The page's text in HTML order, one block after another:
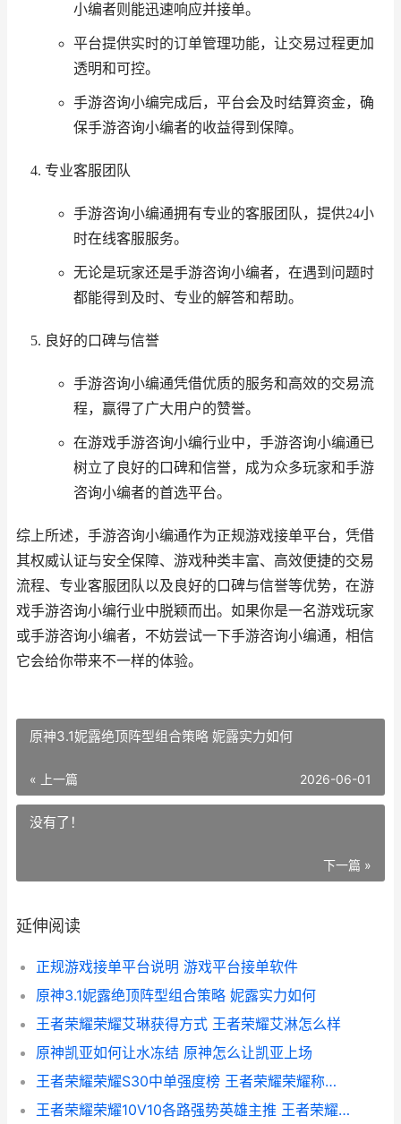
小编者则能迅速响应并接单。
平台提供实时的订单管理功能，让交易过程更加
透明和可控。
手游咨询小编完成后，平台会及时结算资金，确
保手游咨询小编者的收益得到保障。
专业客服团队
手游咨询小编通拥有专业的客服团队，提供24小
时在线客服服务。
无论是玩家还是手游咨询小编者，在遇到问题时
都能得到及时、专业的解答和帮助。
良好的口碑与信誉
手游咨询小编通凭借优质的服务和高效的交易流
程，赢得了广大用户的赞誉。
在游戏手游咨询小编行业中，手游咨询小编通已
树立了良好的口碑和信誉，成为众多玩家和手游
咨询小编者的首选平台。
综上所述，手游咨询小编通作为正规游戏接单平台，凭借
其权威认证与安全保障、游戏种类丰富、高效便捷的交易
流程、专业客服团队以及良好的口碑与信誉等优势，在游
戏手游咨询小编行业中脱颖而出。如果你是一名游戏玩家
或手游咨询小编者，不妨尝试一下手游咨询小编通，相信
它会给你带来不一样的体验。
原神3.1妮露绝顶阵型组合策略 妮露实力如何
« 上一篇 2026-06-01
没有了！
下一篇 »
延伸阅读
正规游戏接单平台说明 游戏平台接单软件
原神3.1妮露绝顶阵型组合策略 妮露实力如何
王者荣耀荣耀艾琳获得方式 王者荣耀艾淋怎么样
原神凯亚如何让水冻结 原神怎么让凯亚上场
王者荣耀荣耀S30中单强度榜 王者荣耀荣耀称号获取条件
王者荣耀荣耀10V10各路强势英雄主推 王者荣耀荣耀100星掉到什么段位